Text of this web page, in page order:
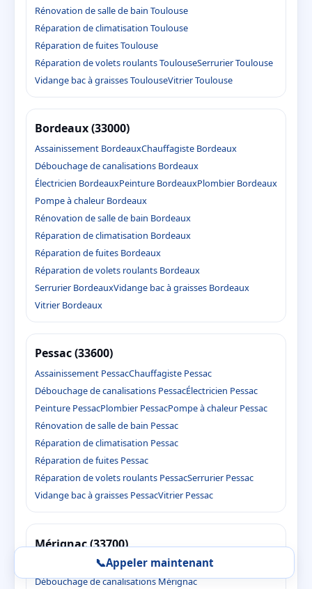
Rénovation de salle de bain Toulouse
Réparation de climatisation Toulouse
Réparation de fuites Toulouse
Réparation de volets roulants ToulouseSerrurier Toulouse
Vidange bac à graisses ToulouseVitrier Toulouse
Bordeaux (33000)
Assainissement BordeauxChauffagiste Bordeaux
Débouchage de canalisations Bordeaux
Électricien BordeauxPeinture BordeauxPlombier Bordeaux
Pompe à chaleur Bordeaux
Rénovation de salle de bain Bordeaux
Réparation de climatisation Bordeaux
Réparation de fuites Bordeaux
Réparation de volets roulants Bordeaux
Serrurier BordeauxVidange bac à graisses Bordeaux
Vitrier Bordeaux
Pessac (33600)
Assainissement PessacChauffagiste Pessac
Débouchage de canalisations PessacÉlectricien Pessac
Peinture PessacPlombier PessacPompe à chaleur Pessac
Rénovation de salle de bain Pessac
Réparation de climatisation Pessac
Réparation de fuites Pessac
Réparation de volets roulants PessacSerrurier Pessac
Vidange bac à graisses PessacVitrier Pessac
Mérignac (33700)
Assainissement MérignacChauffagiste Mérignac
Débouchage de canalisations Mérignac
📞Appeler maintenant